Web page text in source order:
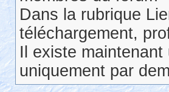
Dans la rubrique
téléchargement,
Il existe
uniquement par